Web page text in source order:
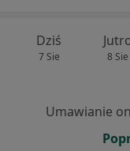
Dziś
7 Sie 8 Sie
Umawianie